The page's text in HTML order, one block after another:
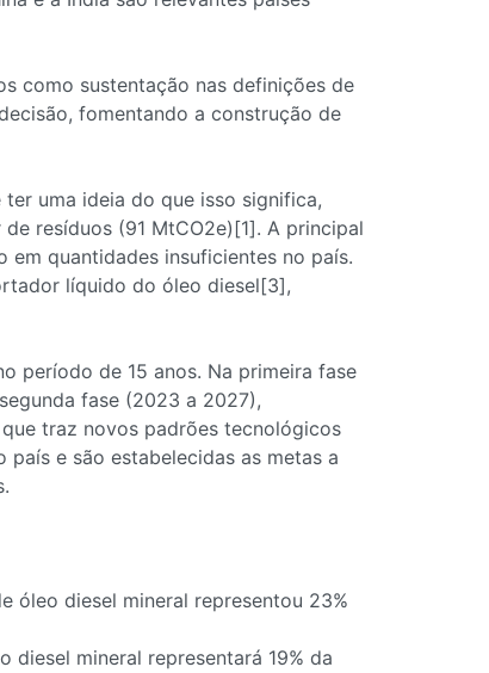
como sustentação nas definições de
fomentando a construção de
uma ideia do que isso significa,
resíduos (91 MtCO2e)[1]. A principal
quantidades insuficientes no país.
líquido do óleo diesel[3],
período de 15 anos. Na primeira fase
fase (2023 a 2027),
traz novos padrões tecnológicos
e são estabelecidas as metas a
óleo diesel mineral representou 23%
diesel mineral representará 19% da